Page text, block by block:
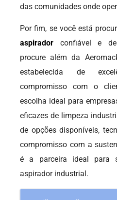
das comunidades onde
Por fim, se você está
aspirador confiável e
procure além da
estabelecida de
compromisso com o
escolha ideal para
eficazes de limpeza
de opções disponíveis,
compromisso com a
é a parceira ideal para
aspirador industrial.